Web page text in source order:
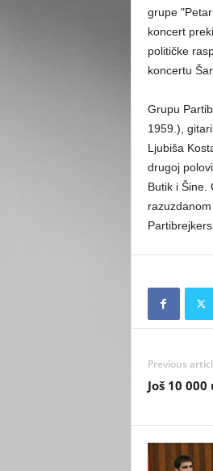
grupe
koncert
političke
koncertu
Grupu
1959.),
Ljubiša
drugoj
Butik i Šine.
Previous
Još 10